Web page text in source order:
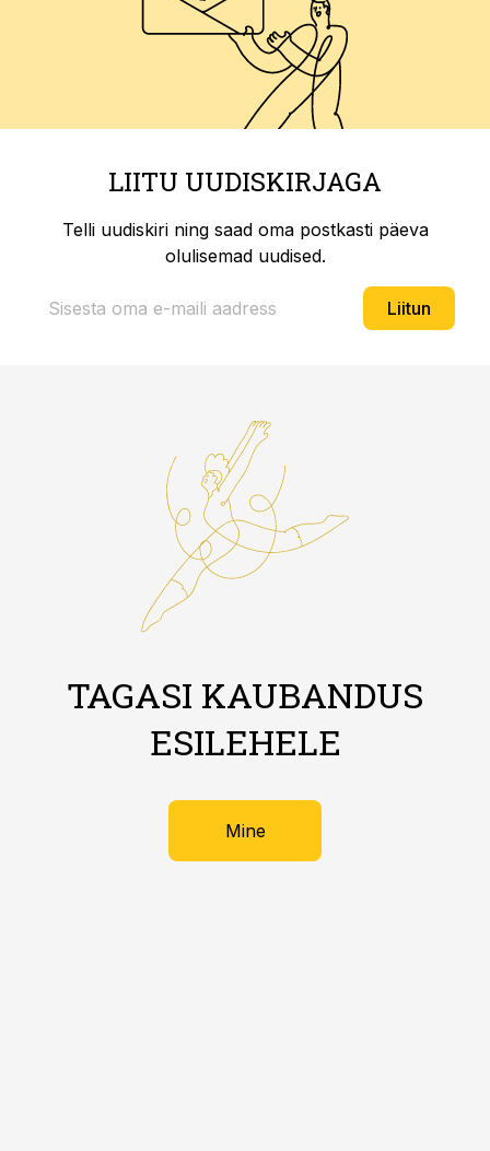
LIITU UUDISKIRJAGA
Telli uudiskiri ning saad oma postkasti päeva
olulisemad uudised.
Liitun
TAGASI KAUBANDUS
ESILEHELE
Mine